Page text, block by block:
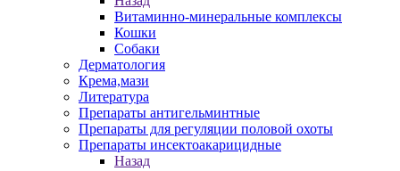
Витаминно-минеральные комплексы
Кошки
Собаки
Дерматология
Крема,мази
Литература
Препараты антигельминтные
Препараты для регуляции половой охоты
Препараты инсектоакарицидные
Назад